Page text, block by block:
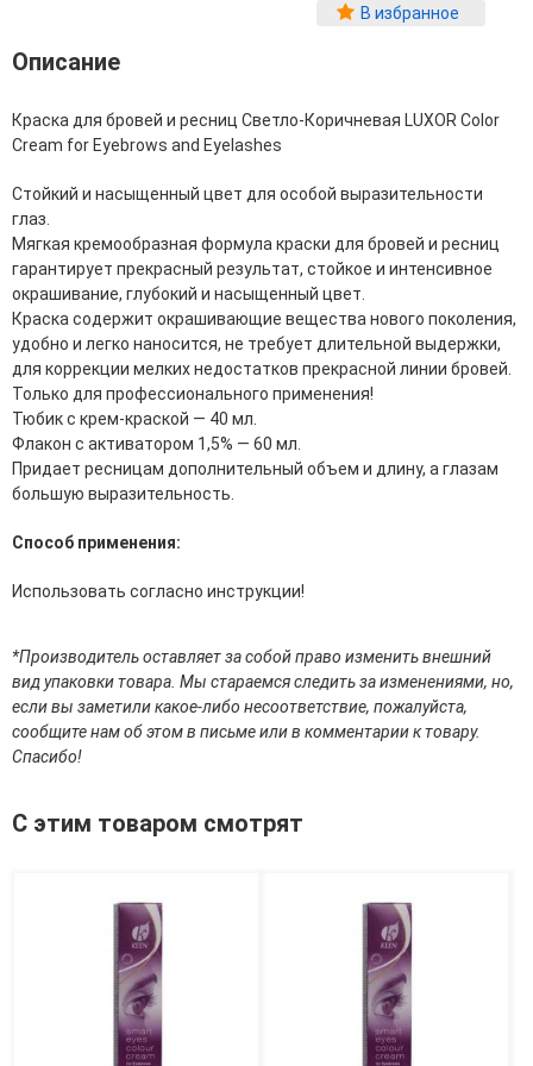
Для Лица
Ампулы для лица
Бальзамы для лица
Защита от солнца для лица
Карбокситерапия
Кремы для лица
Лосьоны, тоники и мисты для лица
Маски для лица
Масла для лица
Мицеллярная вода
Молочко и сливки для лица
Наборы для ухода за лицом
Пенки и муссы для лица
Скрабы, пилинги и гоммажи для лица
Спреи для лица
Средства для умывания
эссенции для лица
Уход для кожи вокруг глаз
Для Тела
Автозагар для тела
Антицеллюлитные средства
Дезодоранты для тела
Лосьоны, сыворотки и эликсиры для тела
Масла для тела
Молочко для тела
Наборы по уходу за телом
Пены для ванны
Скрабы и пилинги для тела
В избранное
Описание
Краска для бровей и ресниц Светло-Коричневая LUXOR Color
Cream for Eyebrows and Eyelashes
Стойкий и насыщенный цвет для особой выразительности
глаз.
Мягкая кремообразная формула краски для бровей и ресниц
гарантирует прекрасный результат, стойкое и интенсивное
окрашивание, глубокий и насыщенный цвет.
Краска содержит окрашивающие вещества нового поколения,
удобно и легко наносится, не требует длительной выдержки,
для коррекции мелких недостатков прекрасной линии бровей.
Только для профессионального применения!
Тюбик с крем-краской — 40 мл.
Флакон с активатором 1,5% — 60 мл.
Придает ресницам дополнительный объем и длину, а глазам
большую выразительность.
Способ применения:
Использовать согласно инструкции!
*Производитель оставляет за собой право изменить внешний
вид упаковки товара. Мы стараемся следить за изменениями, но,
если вы заметили какое-либо несоответствие, пожалуйста,
сообщите нам об этом в письме или в комментарии к товару.
Спасибо!
С этим товаром смотрят